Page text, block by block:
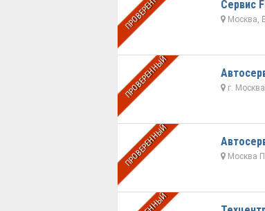
Сервис
Москва,
ПРОВЕРЕННЫЙ г.
ПРОВЕРЕННЫЙ Москва